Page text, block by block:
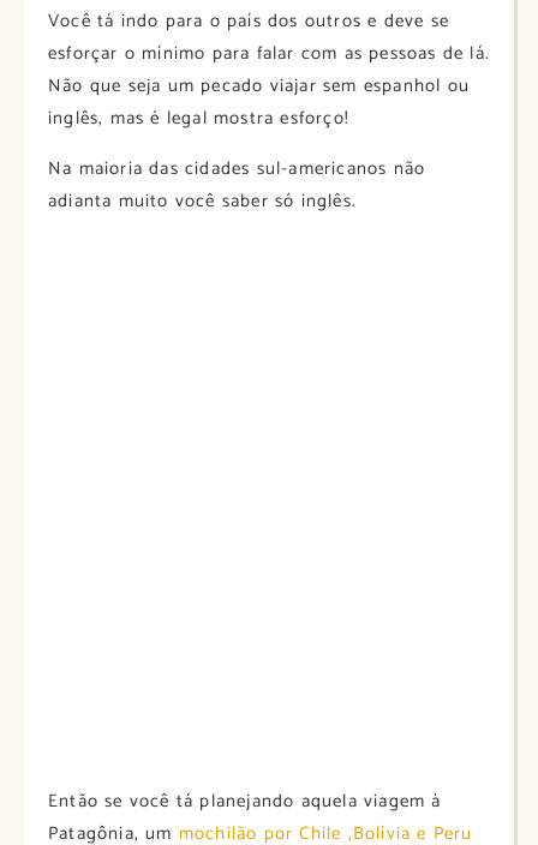
Você tá indo para o país dos outros e deve se
esforçar o mínimo para falar com as pessoas de lá.
Não que seja um pecado viajar sem espanhol ou
inglês, mas é legal mostra esforço!
Na maioria das cidades sul-americanos não
adianta muito você saber só inglês.
Então se você tá planejando aquela viagem à
Patagônia, um mochilão por Chile ,Bolívia e Peru